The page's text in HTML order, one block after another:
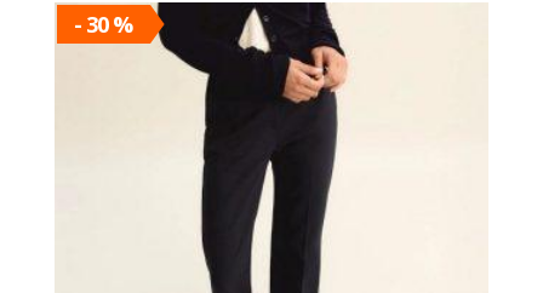
€ 149,00.
€ 104,30.
- 30 %